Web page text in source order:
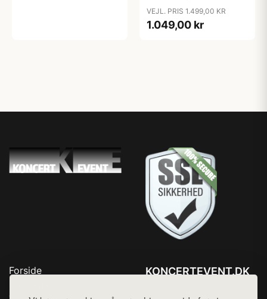
mikrofon-sæt
VEJL. PRIS 1.499,00 KR
1.049,00 kr
Forside
KONCERTEVENT.DK